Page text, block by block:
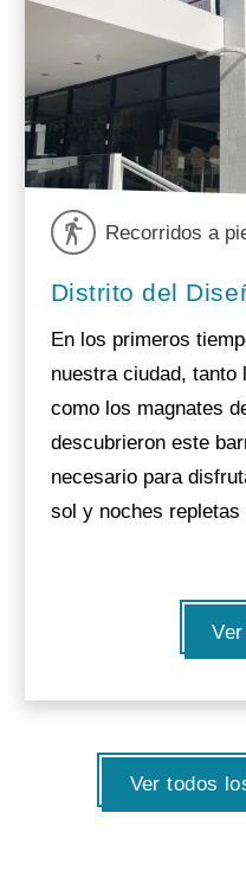
Recorridos a
Distrito del
En los primeros
nuestra ciudad, tanto
como los magnates
descubrieron este
necesario para
sol y noches
Ver todos